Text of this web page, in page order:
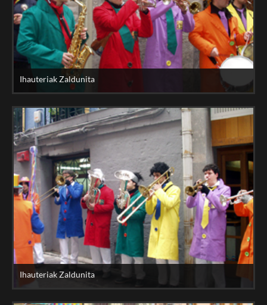
Ihauteriak Zaldunita
Ihauteriak Zaldunita